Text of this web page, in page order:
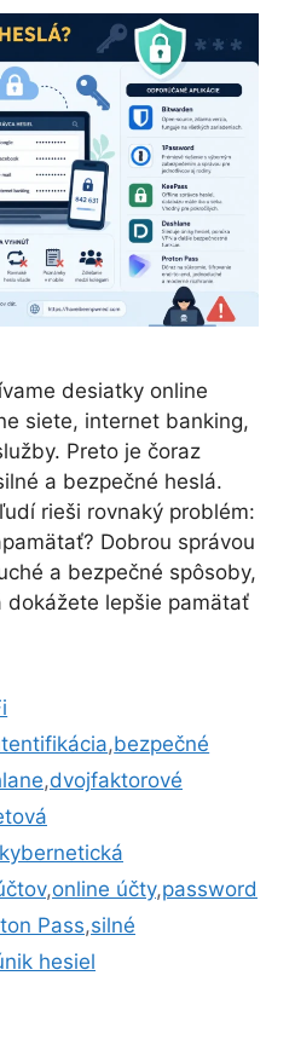
desiatky online
siete, internet banking,
Preto je čoraz
a bezpečné heslá.
rieši rovnaký problém:
Dobrou správou
a bezpečné spôsoby,
lepšie pamätať
,bezpečné
,dvojfaktorové
kybernetická
,online účty,password
Pass,silné
hesiel